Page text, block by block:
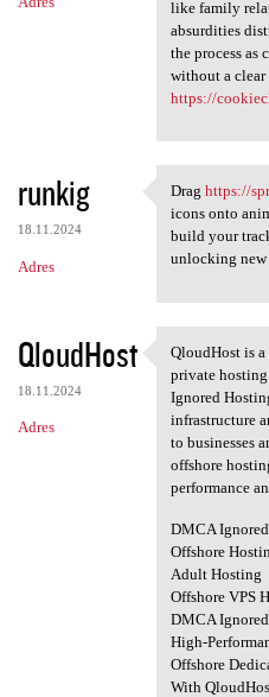
like family
absurdities
the process as
without a clear
https://
runkig
18.11.2024
Adres
Drag
Drag https://
icons onto
build your
unlocking
QloudHost
18.11.2024
Adres
QloudHost
QloudHost is a
private
Ignored
infrastructure
to businesses
offshore
performance
DMCA
Offshore
Adult Hosting
Offshore VPS
DMCA
High-
Offshore
With